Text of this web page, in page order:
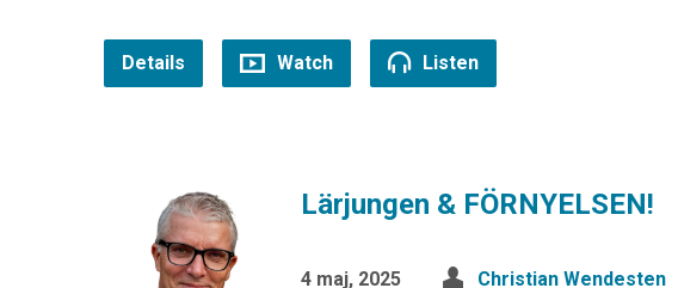
Details Watch Listen
Lärjungen & FÖRNYELSEN!
4 maj, 2025 Christian Wendesten